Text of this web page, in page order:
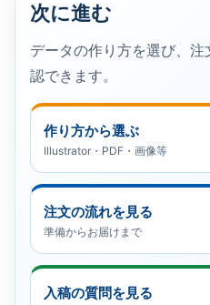
次に進む
データの作り方を選び、
認できます。
作り方から選ぶ
Illustrator・PDF・画像等
注文の流れを見る
準備からお届けまで
入稿の質問を見る